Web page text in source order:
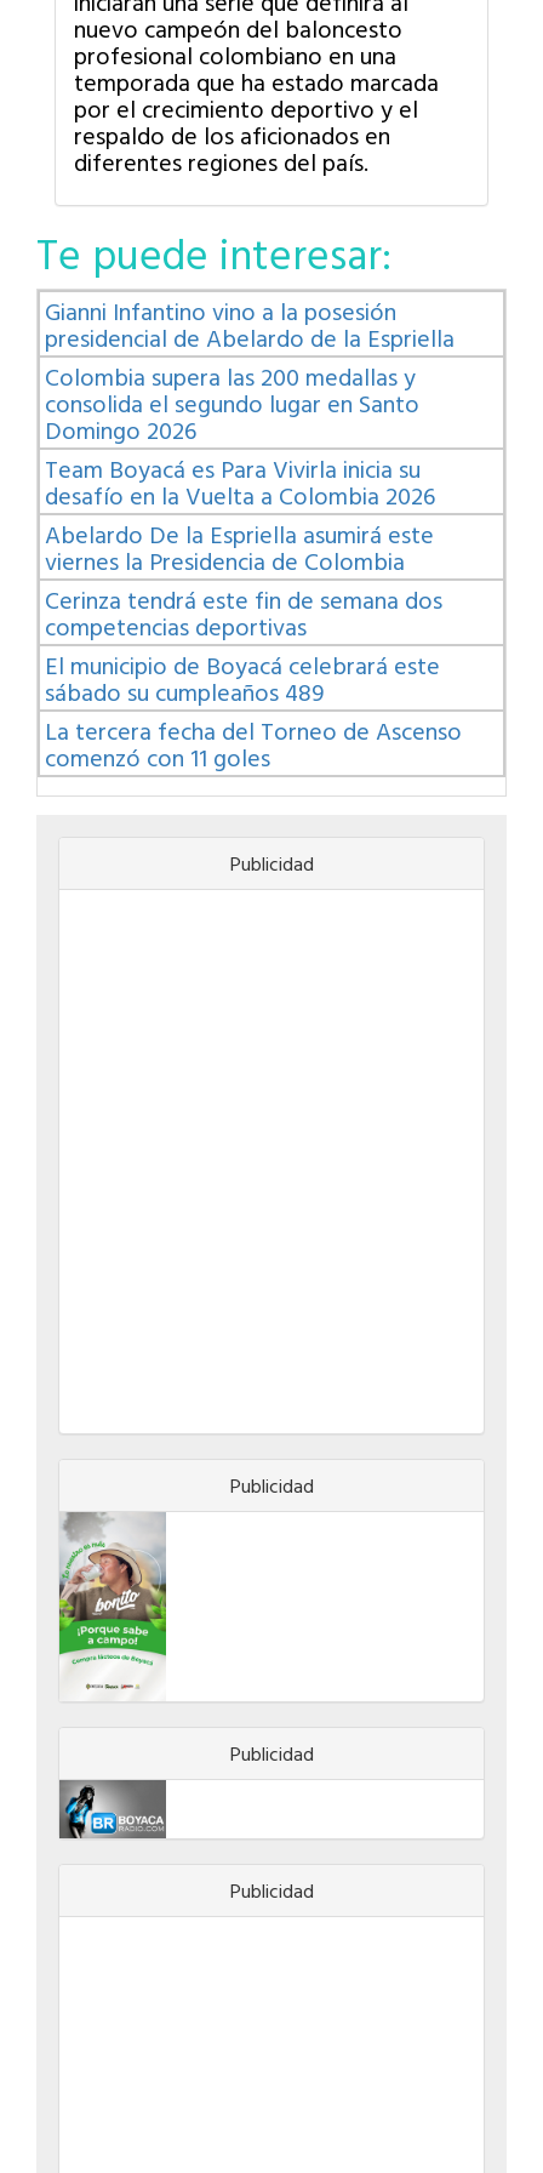
nuevo campeón del baloncesto
profesional colombiano en una
temporada que ha estado marcada
por el crecimiento deportivo y el
respaldo de los aficionados en
diferentes regiones del país.
Te puede interesar:
Gianni Infantino vino a la posesión
presidencial de Abelardo de la Espriella
Colombia supera las 200 medallas y
consolida el segundo lugar en Santo
Domingo 2026
Team Boyacá es Para Vivirla inicia su
desafío en la Vuelta a Colombia 2026
Abelardo De la Espriella asumirá este
viernes la Presidencia de Colombia
Cerinza tendrá este fin de semana dos
competencias deportivas
El municipio de Boyacá celebrará este
sábado su cumpleaños 489
La tercera fecha del Torneo de Ascenso
comenzó con 11 goles
Publicidad
Publicidad
Publicidad
Publicidad